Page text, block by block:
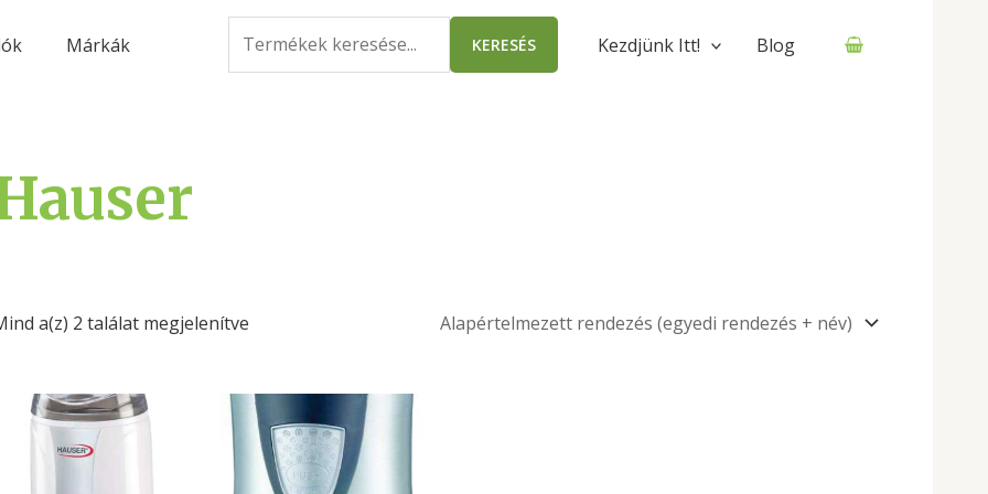
Márkák
for:
KERESÉS Kezdjünk Itt! Blog
a(z) 2 találat megjelenítve